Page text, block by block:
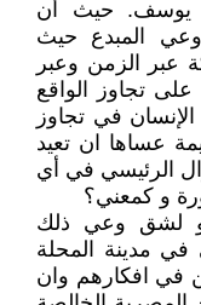
يوسف. حيث أن
وعي المبدع حيث
عبر الزمن وعبر
تجاوز الواقع
في تجاوز
عساها ان تعيد
الرئيسي في أي
و كمعني؟
لشق وعي ذلك
في مدينة المحلة
في افكارهم وان